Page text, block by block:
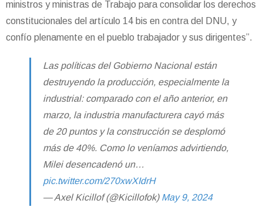
ministros y ministras de Trabajo para consolidar los derechos
constitucionales del artículo 14 bis en contra del DNU, y
confío plenamente en el pueblo trabajador y sus dirigentes”.
Las políticas del Gobierno Nacional están
destruyendo la producción, especialmente la
industrial: comparado con el año anterior, en
marzo, la industria manufacturera cayó más
de 20 puntos y la construcción se desplomó
más de 40%. Como lo veníamos advirtiendo,
Milei desencadenó un…
pic.twitter.com/270xwXIdrH
— Axel Kicillof (@Kicillofok) May 9, 2024